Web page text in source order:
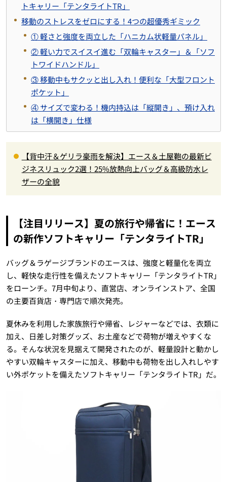
トキャリー「テンタライトTR」
移動のストレスをゼロにする！4つの超優秀ギミック
① 軽さと強度を両立した「ハニカム状軽量パネル」
② 軽い力でスイスイ進む「双輪キャスター」＆「ソフ
トワイドハンドル」
③ 移動中もサクッと出し入れ！便利な「大型フロント
ポケット」
④ サイズで変わる！機内持込は「縦開き」、預け入れ
は「横開き」仕様
【背中汗＆ゲリラ豪雨を解決】エース＆土屋鞄の最新ビ
ジネスリュック2選！25%放熱向上バッグ＆高級防水レ
ザーの全貌
【注目リリース】夏の旅行や帰省に！エース
の新作ソフトキャリー「テンタライトTR」
バッグ＆ラゲージブランドのエースは、強度と軽量化を両立
し、軽快な走行性を備えたソフトキャリー「テンタライトTR」
をローンチ。7月中旬より、直営店、オンラインストア、全国
の主要百貨店・専門店で順次発売。
夏休みを利用した家族旅行や帰省、レジャーなどでは、衣類に
加え、日差し対策グッズ、お土産などで荷物が増えやすくな
る。そんな状況を見据えて開発されたのが、軽量設計と動かし
やすい双輪キャスターに加え、移動中も荷物を出し入れしやす
い外ポケットを備えたソフトキャリー「テンタライトTR」だ。